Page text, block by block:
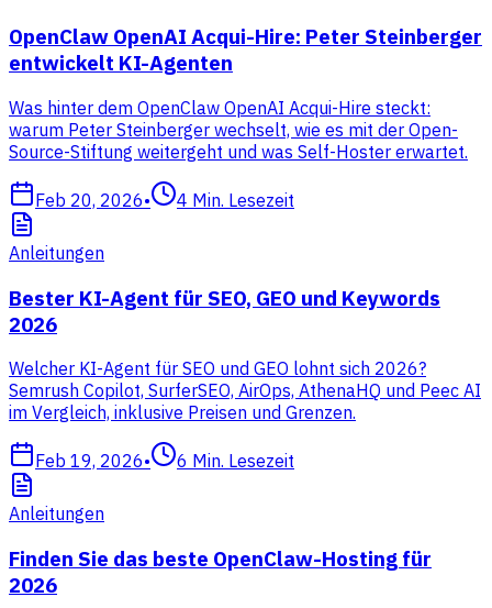
OpenClaw OpenAI Acqui-Hire: Peter Steinberger
entwickelt KI-Agenten
Was hinter dem OpenClaw OpenAI Acqui-Hire steckt:
warum Peter Steinberger wechselt, wie es mit der Open-
Source-Stiftung weitergeht und was Self-Hoster erwartet.
Feb 20, 2026• 4 Min. Lesezeit
Anleitungen
Bester KI-Agent für SEO, GEO und Keywords
2026
Welcher KI-Agent für SEO und GEO lohnt sich 2026?
Semrush Copilot, SurferSEO, AirOps, AthenaHQ und Peec AI
im Vergleich, inklusive Preisen und Grenzen.
Feb 19, 2026• 6 Min. Lesezeit
Anleitungen
Finden Sie das beste OpenClaw-Hosting für
2026